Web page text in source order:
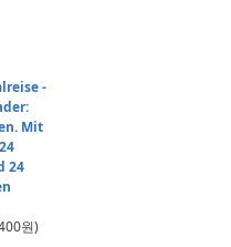
-
Mit
24
원)